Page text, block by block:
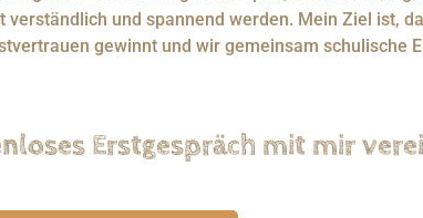
verständlich und spannend werden. Mein Ziel ist,
gewinnt und wir gemeinsam schulische
Erstgespräch mit mir